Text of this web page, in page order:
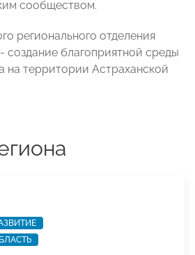
сообществом.
регионального отделения
благоприятной среды
на территории Астраханской